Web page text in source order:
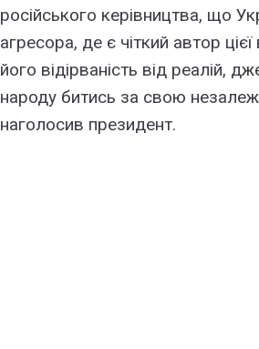
російського керівництва, що
агресора, де є чіткий автор
його відірваність від реалій,
народу битись за свою
наголосив президент.